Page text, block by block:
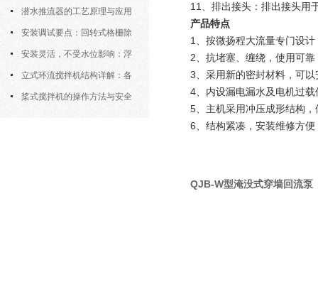
的布置位置对回流效果的影响
潜水推流器的工艺原理与应用
逻辑安装调试要点：回转式格栅除
污机的土建配合要求与水平度校准
安装灵活，不受水位影响：浮
筒式曝气机的结构优势与适用场景
立式环流搅拌机结构详解：各
部件的功能与协同
桨式搅拌机的操作方法与安全
11、排出接头：排出接头用
产品特点
1、按微扬程大流量专门设
2、抗堵塞、缠绕，使用可靠
3、采用新的密封材料，可
4、内设漏电漏水及电机过
5、主机采用冲压成形结构
6、结构紧凑，安装维修方便
QJB-W型淹没式穿墙回流泵